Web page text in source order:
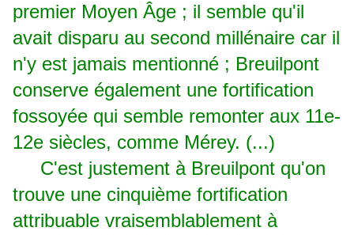
premier Moyen Âge ; il semble qu'il
avait disparu au second millénaire car il
n'y est jamais mentionné ; Breuilpont
conserve également une fortification
fossoyée qui semble remonter aux 11e-
12e siècles, comme Mérey. (...)
C'est justement à Breuilpont qu'on
trouve une cinquième fortification
attribuable vraisemblablement à